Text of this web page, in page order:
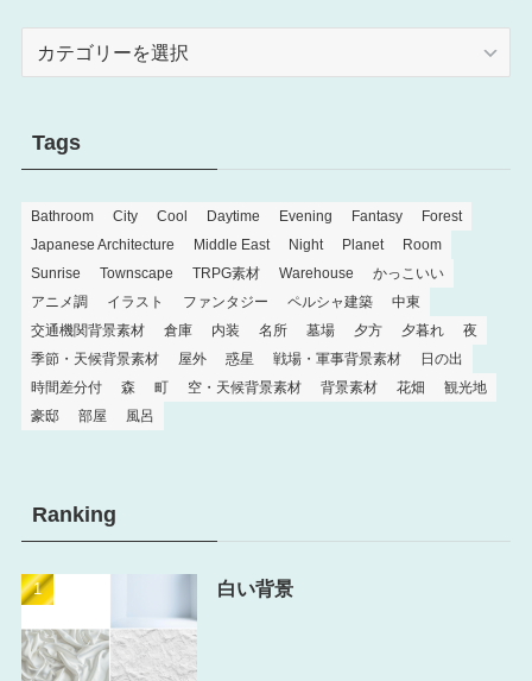
Category
Tags
Bathroom City Cool Daytime Evening Fantasy
Forest
Japanese Architecture
Middle East Night Planet
Room
Sunrise
Townscape TRPG素材 Warehouse
かっこいい
アニメ調
イラスト ファンタジー ペルシャ建築
中東
交通機関背景素材
倉庫 内装 名所 墓場 夕方 夕暮れ
夜
季節・天候背景素材
屋外 惑星 戦場・軍事背景素材
日の出
時間差分付
森 町 空・天候背景素材 背景素材 花畑
観光地
豪邸
部屋 風呂
Ranking
白い背景